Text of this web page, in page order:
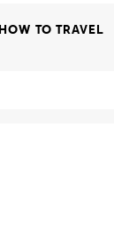
HOW TO TRAVEL